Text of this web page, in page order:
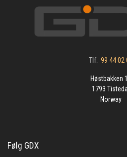
Tlf: 99 44 02
Høstbakken
1793
Norway
Følg GDX